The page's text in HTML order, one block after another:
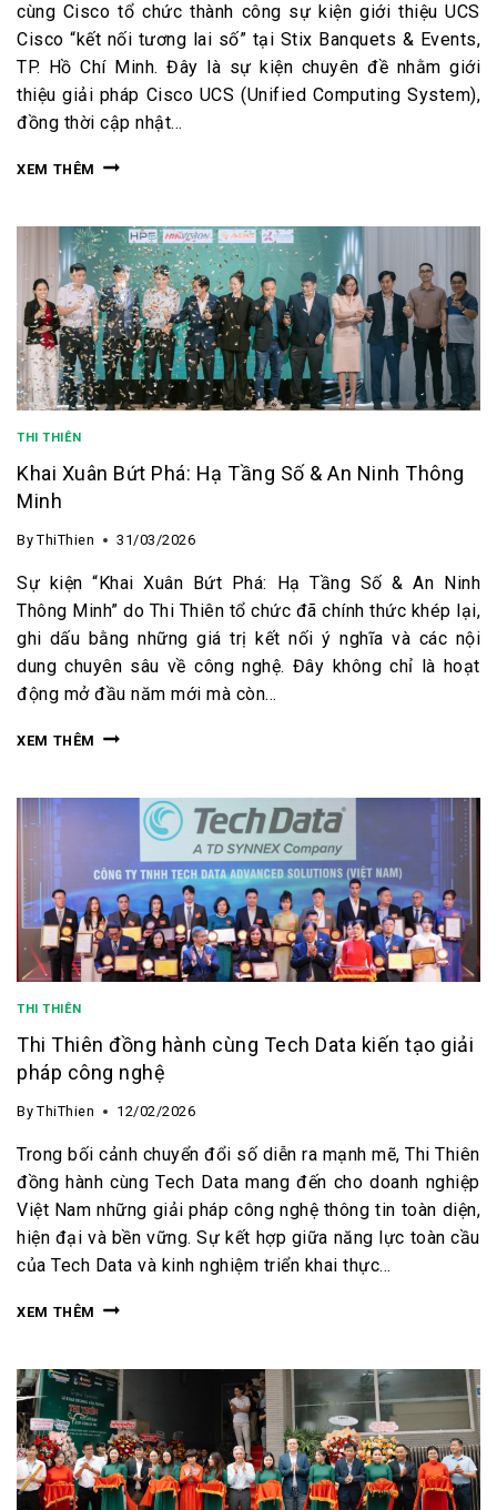
cùng Cisco tổ chức thành công sự kiện giới thiệu UCS
Cisco “kết nối tương lai số” tại Stix Banquets & Events,
TP. Hồ Chí Minh. Đây là sự kiện chuyên đề nhằm giới
thiệu giải pháp Cisco UCS (Unified Computing System),
đồng thời cập nhật…
XEM THÊM
THI THIÊN
Khai Xuân Bứt Phá: Hạ Tầng Số & An Ninh Thông
Minh
By ThiThien 31/03/2026
Sự kiện “Khai Xuân Bứt Phá: Hạ Tầng Số & An Ninh
Thông Minh” do Thi Thiên tổ chức đã chính thức khép lại,
ghi dấu bằng những giá trị kết nối ý nghĩa và các nội
dung chuyên sâu về công nghệ. Đây không chỉ là hoạt
động mở đầu năm mới mà còn…
XEM THÊM
THI THIÊN
Thi Thiên đồng hành cùng Tech Data kiến tạo giải
pháp công nghệ
By ThiThien 12/02/2026
Trong bối cảnh chuyển đổi số diễn ra mạnh mẽ, Thi Thiên
đồng hành cùng Tech Data mang đến cho doanh nghiệp
Việt Nam những giải pháp công nghệ thông tin toàn diện,
hiện đại và bền vững. Sự kết hợp giữa năng lực toàn cầu
của Tech Data và kinh nghiệm triển khai thực…
XEM THÊM